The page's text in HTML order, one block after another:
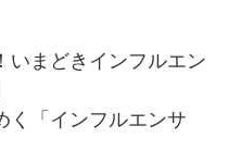
いまどきインフルエン
く「インフルエンサ